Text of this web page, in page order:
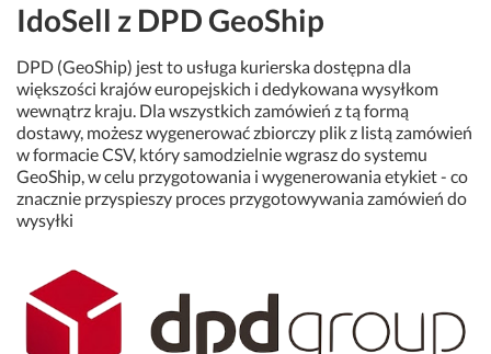
IdoSell z DPD GeoShip
DPD (GeoShip) jest to usługa kurierska dostępna dla
większości krajów europejskich i dedykowana wysyłkom
wewnątrz kraju. Dla wszystkich zamówień z tą formą
dostawy, możesz wygenerować zbiorczy plik z listą zamówień
w formacie CSV, który samodzielnie wgrasz do systemu
GeoShip, w celu przygotowania i wygenerowania etykiet - co
znacznie przyspieszy proces przygotowywania zamówień do
wysyłki